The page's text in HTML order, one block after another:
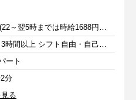
時給1350円～(22～翌5時までは時給1688円～)+交通費規定支給
週3日以上 1日3時間以上 シフト自由・自己申告
ート
分
る